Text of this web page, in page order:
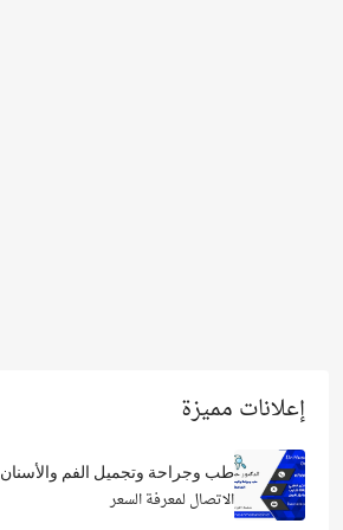
إعلانات مميزة
طب وجراحة وتجميل الفم والأسنان
الاتصال لمعرفة السعر